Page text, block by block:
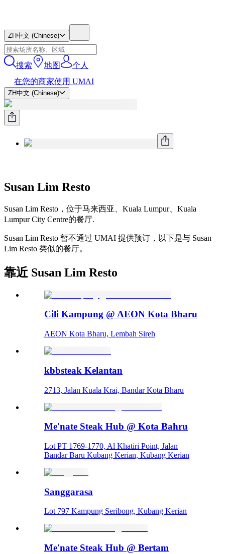
ZH中文 (Chinese)
搜索 地图
个人
在您的商家使用 UMAI
ZH中文 (Chinese)
Susan Lim Resto
Susan Lim Resto，位于马来西亚、Kuala Lumpur、Kuala
Lumpur City Centre的餐厅.
Susan Lim Resto 暂不通过 UMAI 提供预订，以下是与 Susan
Lim Resto 类似的餐厅。
靠近 Susan Lim Resto
Cili Kampung @ AEON Kota Bharu
AEON Kota Bharu, Lembah Sireh
kbbsteak Kelantan
2713, Jalan Kuala Krai, Bandar Kota Bharu
Me'nate Steak Hub @ Kota Bahru
Lot PT 1769-1770, Al Khatiri Point, Jalan
Bandar Baru Kubang Kerian, Kubang Kerian
Sanggarasa
Lot 797 Kampung Seribong, Kubang Kerian
Me'nate Steak Hub @ Bertam